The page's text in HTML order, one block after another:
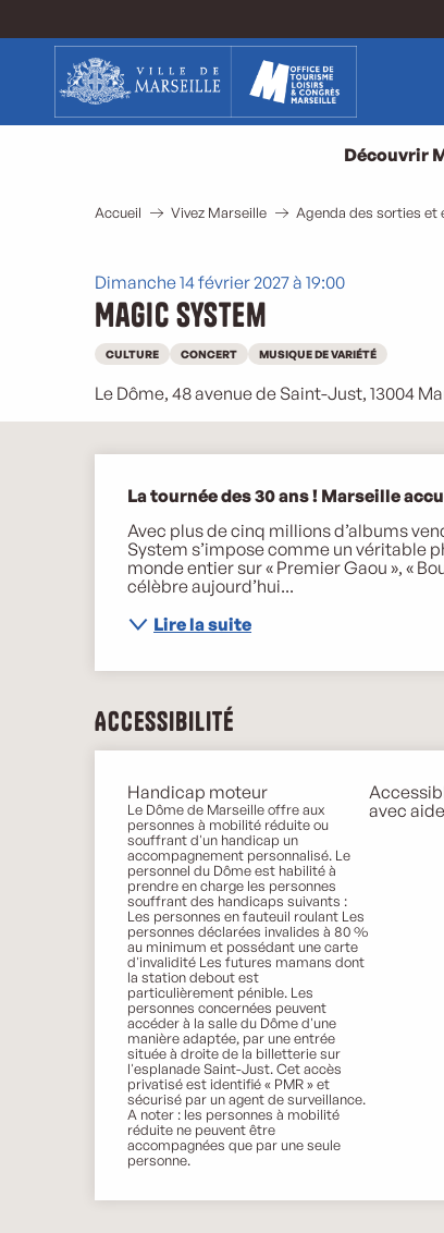
contenu
Découvrir
Accueil Vivez Marseille Agenda des sorties et
Dimanche 14 février 2027 à 19:00
Magic System
CULTURE CONCERT MUSIQUE DE VARIÉTÉ
Le Dôme, 48 avenue de Saint­-Just, 13004
Description
La tournée des 30 ans ! Marseille
Avec plus de cinq millions d’albums
System s’impose comme un véritable
monde entier sur « Premier Gaou », «
célèbre aujourd’hui...
Lire la suite
Accessibilité
Handicap moteur
Le Dôme de Marseille offre aux
personnes à mobilité réduite ou
souffrant d'un handicap un
accompagnement personnalisé. Le
personnel du Dôme est habilité à
prendre en charge les personnes
souffrant des handicaps suivants :
Les personnes en fauteuil roulant Les
personnes déclarées invalides à 80 %
au minimum et possédant une carte
d'invalidité Les futures mamans dont
la station debout est
particulièrement pénible. Les
personnes concernées peuvent
accéder à la salle du Dôme d'une
manière adaptée, par une entrée
située à droite de la billetterie sur
l'esplanade Saint-Just. Cet accès
privatisé est identifié « PMR » et
sécurisé par un agent de surveillance.
A noter : les personnes à mobilité
réduite ne peuvent être
accompagnées que par une seule
personne.
avec aide